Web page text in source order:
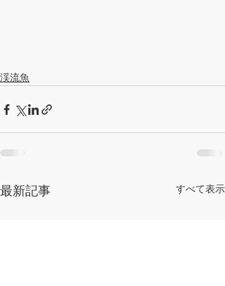
渓流魚
最新記事 すべて表示